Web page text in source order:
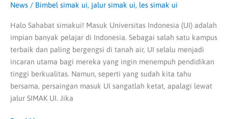
News / Bimbel simak ui, jalur simak ui, les simak ui
Halo Sahabat simakui! Masuk Universitas Indonesia (UI) adalah
impian banyak pelajar di Indonesia. Sebagai salah satu kampus
terbaik dan paling bergengsi di tanah air, UI selalu menjadi
incaran utama bagi mereka yang ingin menempuh pendidikan
tinggi berkualitas. Namun, seperti yang sudah kita tahu
bersama, persaingan masuk UI sangatlah ketat, apalagi lewat
jalur SIMAK UI. Jika